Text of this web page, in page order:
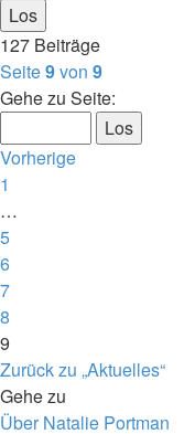
127 Beiträge
Seite9von 9
Gehe zu Seite:
Vorherige
1
…
5
6
7
8
9
Zurück zu „Aktuelles“
Gehe zu
Über Natalie Portman